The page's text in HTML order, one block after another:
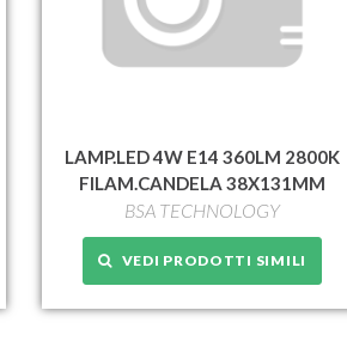
LAMP.LED 4W E14 360LM 2800K
FILAM.CANDELA 38X131MM
BSA TECHNOLOGY
VEDI PRODOTTI SIMILI